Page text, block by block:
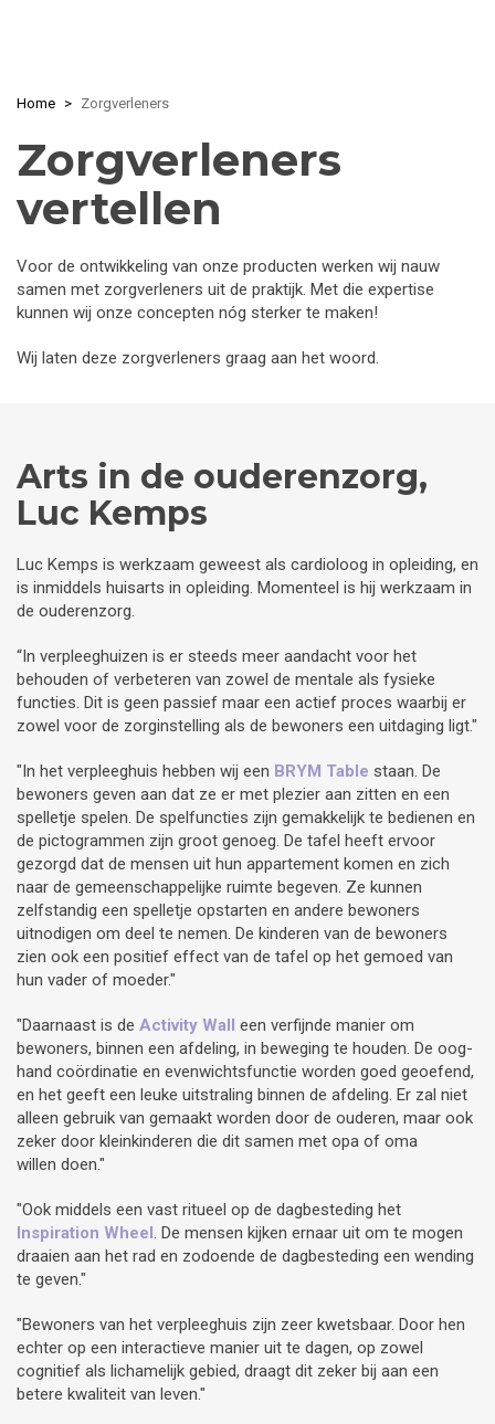
content
Home Zorgverleners
Zorgverleners
vertellen
Voor de ontwikkeling van onze producten werken wij nauw
samen met zorgverleners uit de praktijk. Met die expertise
kunnen wij onze concepten nóg sterker te maken!
Wij laten deze zorgverleners graag aan het woord.
Arts in de ouderenzorg,
Luc Kemps
Luc Kemps is werkzaam geweest als cardioloog in opleiding, en
is inmiddels huisarts in opleiding. Momenteel is hij werkzaam in
de ouderenzorg.
“In verpleeghuizen is er steeds meer aandacht voor het
behouden of verbeteren van zowel de mentale als fysieke
functies. Dit is geen passief maar een actief proces waarbij er
zowel voor de zorginstelling als de bewoners een uitdaging ligt."
"In het verpleeghuis hebben wij een BRYM Table staan. De
bewoners geven aan dat ze er met plezier aan zitten en een
spelletje spelen. De spelfuncties zijn gemakkelijk te bedienen en
de pictogrammen zijn groot genoeg. De tafel heeft ervoor
gezorgd dat de mensen uit hun appartement komen en zich
naar de gemeenschappelijke ruimte begeven. Ze kunnen
zelfstandig een spelletje opstarten en andere bewoners
uitnodigen om deel te nemen. De kinderen van de bewoners
zien ook een positief effect van de tafel op het gemoed van
hun vader of moeder."
"Daarnaast is de Activity Wall een verfijnde manier om
bewoners, binnen een afdeling, in beweging te houden. De oog-
hand coördinatie en evenwichtsfunctie worden goed geoefend,
en het geeft een leuke uitstraling binnen de afdeling. Er zal niet
alleen gebruik van gemaakt worden door de ouderen, maar ook
zeker door kleinkinderen die dit samen met opa of oma
willen doen."
"Ook middels een vast ritueel op de dagbesteding het
Inspiration Wheel. De mensen kijken ernaar uit om te mogen
draaien aan het rad en zodoende de dagbesteding een wending
te geven."
"Bewoners van het verpleeghuis zijn zeer kwetsbaar. Door hen
echter op een interactieve manier uit te dagen, op zowel
cognitief als lichamelijk gebied, draagt dit zeker bij aan een
betere kwaliteit van leven."